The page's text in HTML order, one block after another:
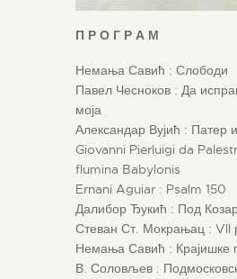
П Р О Г Р А М
Немања Савић : Слободи
Павел Чесноков : Да
моја
Александар Вујић : Патер
Giovanni Pierluigi da
flumina Babylonis
Ernani Aguiar : Psalm 150
Далибор Ђукић : Под
Стеван Ст. Мокрањац : VII
Немања Савић : Крајишке
В. Соловљев :